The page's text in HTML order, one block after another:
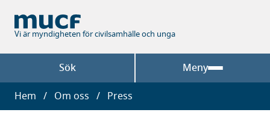
huvudinnehåll
Vi är myndigheten för civilsamhälle och unga
Sök Meny
Länkstig
Hem Om oss Press